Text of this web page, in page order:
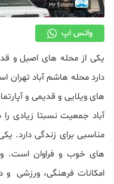
واتس اپ
یکی از محله های اصیل و
دارد محله هاشم آباد تهران
های ویلایی و قدیمی و
آباد جمعیت نسبتا زیادی
مناسبی برای زندگی دارد.
های خوب و فراوان است.
امکانات فرهنگی، ورزشی و